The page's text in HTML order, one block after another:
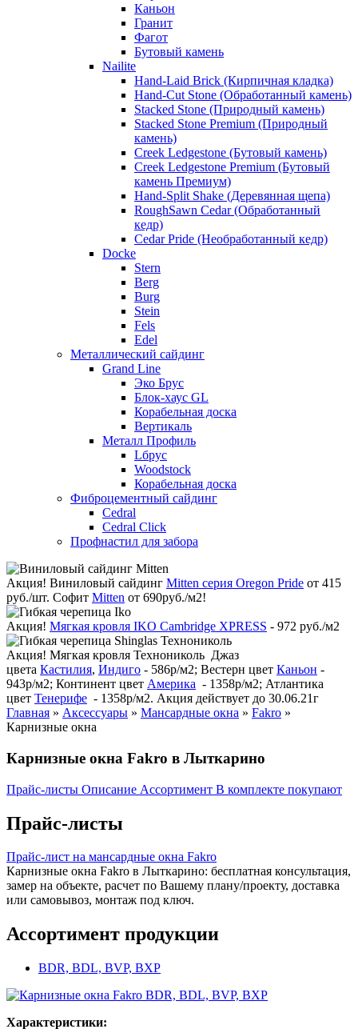
Каньон
Гранит
Фагот
Бутовый камень
Nailite
Hand-Laid Brick (Кирпичная кладка)
Hand-Cut Stone (Обработанный камень)
Stacked Stone (Природный камень)
Stacked Stone Premium (Природный
камень)
Creek Ledgestone (Бутовый камень)
Creek Ledgestone Premium (Бутовый
камень Премиум)
Hand-Split Shake (Деревянная щепа)
RoughSawn Cedar (Обработанный
кедр)
Cedar Pride (Необработанный кедр)
Docke
Stern
Berg
Burg
Stein
Fels
Edel
Металлический сайдинг
Grand Line
Эко Брус
Блок-хаус GL
Корабельная доска
Вертикаль
Металл Профиль
Lбрус
Woodstock
Корабельная доска
Фиброцементный сайдинг
Cedral
Cedral Click
Профнастил для забора
Акция! Виниловый сайдинг Mitten серия Oregon Pride от 415
руб./шт. Софит Mitten от 690руб./м2!
Акция! Мягкая кровля IKO Cambridge XPRESS - 972 руб./м2
Акция! Мягкая кровля Технониколь Джаз
цвета Кастилия, Индиго - 586р/м2; Вестерн цвет Каньон -
943р/м2; Континент цвет Америка - 1358р/м2; Атлантика
цвет Тенерифе - 1358р/м2. Акция действует до 30.06.21г
Главная » Аксессуары » Мансардные окна » Fakro »
Карнизные окна
Карнизные окна Fakro в Лыткарино
Прайс-листы Описание Ассортимент В комплекте покупают
Прайс-листы
Прайс-лист на мансардные окна Fakro
Карнизные окна Fakro в Лыткарино: бесплатная консультация,
замер на объекте, расчет по Вашему плану/проекту, доставка
или самовывоз, монтаж под ключ.
Ассортимент продукции
BDR, BDL, BVP, BXP
Характеристики: